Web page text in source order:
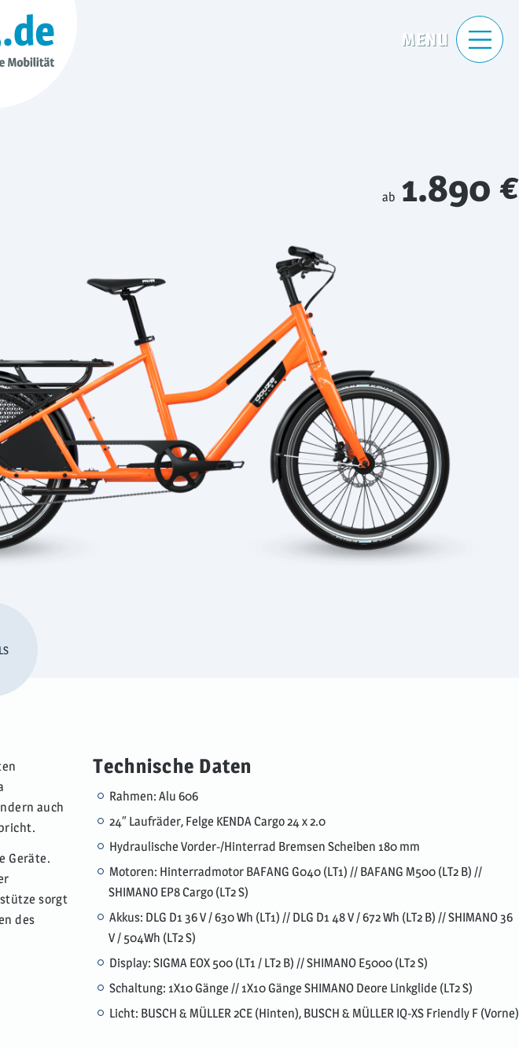
ab 1.890 €
auch
Geräte.
sorgt
des
Technische Daten
Rahmen: Alu 606
24″ Laufräder, Felge KENDA Cargo 24 x 2.0
Hydraulische Vorder-/Hinterrad Bremsen Scheiben 180 mm
Motoren: Hinterradmotor BAFANG G040 (LT1) // BAFANG M500 (LT2 B) //
SHIMANO EP8 Cargo (LT2 S)
Akkus: DLG D1 36 V / 630 Wh (LT1) // DLG D1 48 V / 672 Wh (LT2 B) // SHIMANO 36
V / 504Wh (LT2 S)
Display: SIGMA EOX 500 (LT1 / LT2 B) // SHIMANO E5000 (LT2 S)
Schaltung: 1X10 Gänge // 1X10 Gänge SHIMANO Deore Linkglide (LT2 S)
Licht: BUSCH & MÜLLER 2CE (Hinten), BUSCH & MÜLLER IQ-XS Friendly F (Vorne)